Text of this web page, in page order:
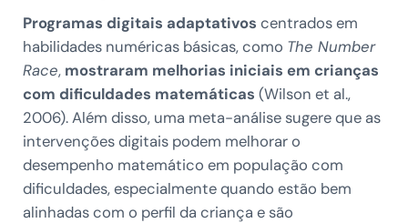
Programas digitais adaptativos centrados em
habilidades numéricas básicas, como The Number
Race, mostraram melhorias iniciais em crianças
com dificuldades matemáticas (Wilson et al.,
2006). Além disso, uma meta-análise sugere que as
intervenções digitais podem melhorar o
desempenho matemático em população com
dificuldades, especialmente quando estão bem
alinhadas com o perfil da criança e são